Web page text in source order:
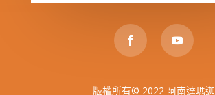
版權所有© 2022 阿南達瑪迦